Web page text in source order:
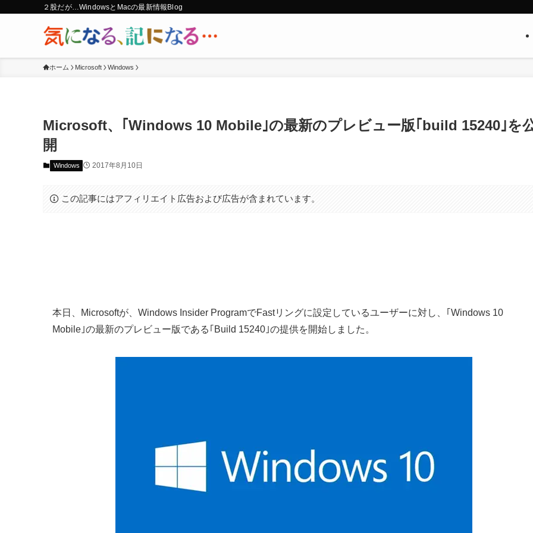
２股だが…WindowsとMacの最新情報Blog
ホーム Microsoft Windows
Microsoft、｢Windows 10 Mobile｣の最新のプレビュー版｢build 15240｣を
開
Windows 2017年8月10日
この記事にはアフィリエイト広告および広告が含まれています。
本日、Microsoftが、Windows Insider ProgramでFastリングに設定しているユーザーに対し、｢Windows 10
Mobile｣の最新のプレビュー版である｢Build 15240｣の提供を開始しました。